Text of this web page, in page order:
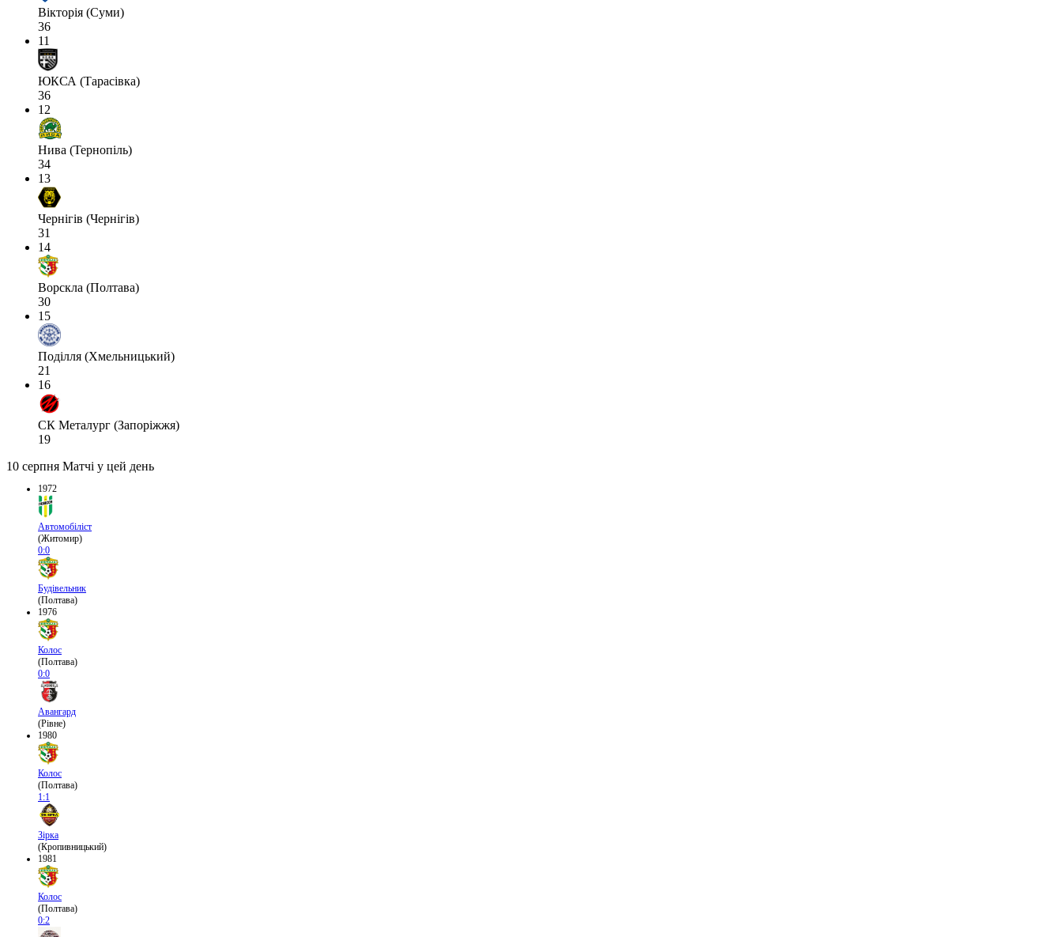
Вікторія (Суми)
36
11
ЮКСА (Тарасівка)
36
12
Нива (Тернопіль)
34
13
Чернігів (Чернігів)
31
14
Ворскла (Полтава)
30
15
Поділля (Хмельницький)
21
16
СК Металург (Запоріжжя)
19
10 серпня Матчі у цей день
1972
Автомобіліст
(Житомир)
0:0
Будівельник
(Полтава)
1976
Колос
(Полтава)
0:0
Авангард
(Рівне)
1980
Колос
(Полтава)
1:1
Зірка
(Кропивницький)
1981
Колос
(Полтава)
0:2